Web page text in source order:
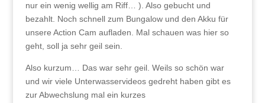
nur ein wenig wellig am Riff… ). Also gebucht und
bezahlt. Noch schnell zum Bungalow und den Akku für
unsere Action Cam aufladen. Mal schauen was hier so
geht, soll ja sehr geil sein.
Also kurzum… Das war sehr geil. Weils so schön war
und wir viele Unterwasservideos gedreht haben gibt es
zur Abwechslung mal ein kurzes